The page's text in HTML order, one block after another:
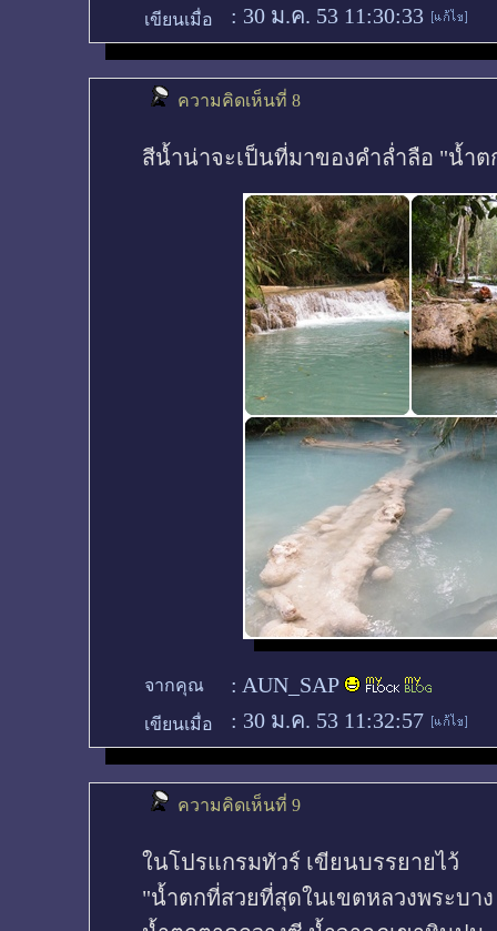
เขียนเมื่อ : 30 ม.ค. 53 11:30:33
ความคิดเห็นที่ 8
สีน้ำน่าจะเป็นที่มาของคำล่ำลือ "น้ำ
จากคุณ : AUN_SAP
เขียนเมื่อ : 30 ม.ค. 53 11:32:57
ความคิดเห็นที่ 9
ในโปรแกรมทัวร์ เขียนบรรยายไว้
"น้ำตกที่สวยที่สุดในเขตหลวงพระบาง